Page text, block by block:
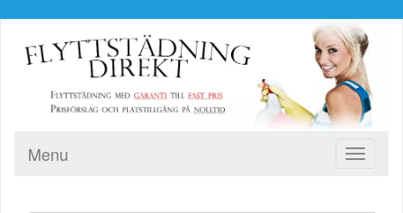
Toggle
Menu